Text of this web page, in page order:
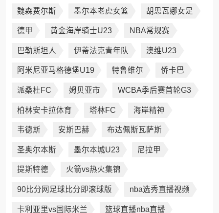
魏森费尔斯 墨尔本老虎女篮 胡思瓦娜女足
德甲 黄金海岸骑士U23 NBA常规赛
巴勒斯坦人 伊蒂法克青年队 澳维U23
阿米尼亚马格德堡U19 特鲁维尔 侨卡巴
派桑杜FC 姆贝亚市 WCBA季后赛首轮G3
柏林安卡拉体育 塔林FC 海岸精神
韦德斯 安斯巴赫 布达佩斯瓦萨斯
圣奥尔本斯 墨尔本城U23 尼拉甲
提斯特德 火箭vs热火集锦
90比分网足球比分即滚球版 nba选秀直播视频
卡利亚里vs国际米兰 篮球直播nba直播